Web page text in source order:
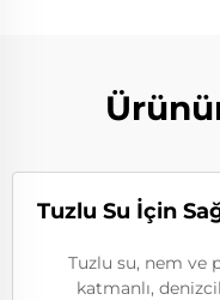
Tuzlu Su İçin
Tuzlu su, nem ve
katmanlı,